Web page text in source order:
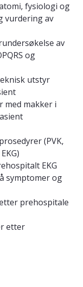
fysiologi og
vurdering av
av
og
utstyr
med makker i
(PVK,
EKG
symptomer og
prehospitale
etter